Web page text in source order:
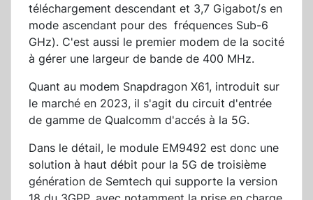
téléchargement descendant et 3,7 Gigabot/s en
mode ascendant pour des fréquences Sub-6
GHz). C'est aussi le premier modem de la socité
à gérer une largeur de bande de 400 MHz.
Quant au modem Snapdragon X61, introduit sur
le marché en 2023, il s'agit du circuit d'entrée
de gamme de Qualcomm d'accés à la 5G.
Dans le détail, le module EM9492 est donc une
solution à haut débit pour la 5G de troisième
génération de Semtech qui supporte la version